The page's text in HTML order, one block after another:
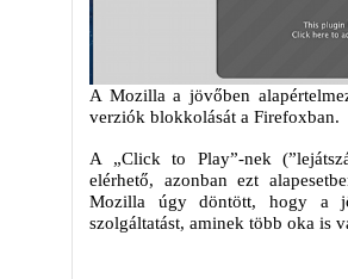
A Mozilla a jövőben
verziók blokkolását a Firefoxban.
A „Click to Play”-nek
elérhető, azonban ezt
Mozilla úgy döntött, hogy a
szolgáltatást, aminek több oka is